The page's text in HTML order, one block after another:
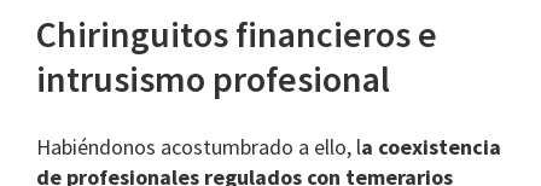
Chiringuitos financieros e
intrusismo profesional
Habiéndonos acostumbrado a ello, la coexistencia
de profesionales regulados con temerarios